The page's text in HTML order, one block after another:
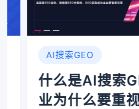
AI搜索GEO
什么是AI搜索
业为什么要重视